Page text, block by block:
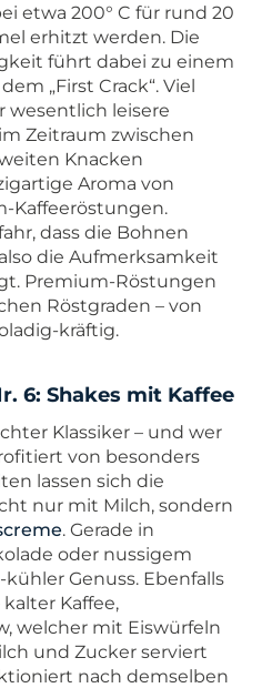
etwa 200° C für rund 20
erhitzt werden. Die
führt dabei zu einem
„First Crack“. Viel
wesentlich leisere
Zeitraum zwischen
Knacken
Aroma von
Kaffeeröstungen.
dass die Bohnen
die Aufmerksamkeit
Premium-Röstungen
Röstgraden – von
kräftig.
6: Shakes mit Kaffee
Klassiker – und wer
von besonders
lassen sich die
nur mit Milch, sondern
. Gerade in
oder nussigem
Genuss. Ebenfalls
Kaffee,
welcher mit Eiswürfeln
und Zucker serviert
nach demselben